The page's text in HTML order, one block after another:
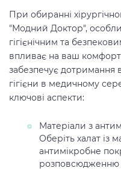
При обиранні
"Модний Доктор",
гігієнічним та
впливає на ваш комфорт
забезпечує дотримання
гігієни в медичному
ключові аспекти:
Матеріали з
Оберіть халат із
антимікробне
розповсюдженню